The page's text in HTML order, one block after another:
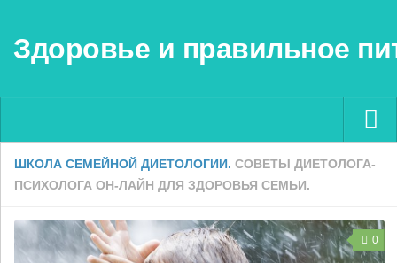
Здоровье и правильное
Menu ▼
ШКОЛА СЕМЕЙНОЙ ДИЕТОЛОГИИ. СОВЕТЫ ДИЕТОЛОГА-
ПСИХОЛОГА ОН-ЛАЙН ДЛЯ ЗДОРОВЬЯ СЕМЬИ.
0